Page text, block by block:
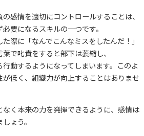
感情を適切にコントロールすることは、
要になるスキルの一つです。
際に「なんでこんなミスをしたんだ！」
で叱責をすると部下は萎縮し、
動するようになってしまいます。このよ
が低く、組織力が向上することはありませ
なく本来の力を発揮できるように、感情は
ょう。